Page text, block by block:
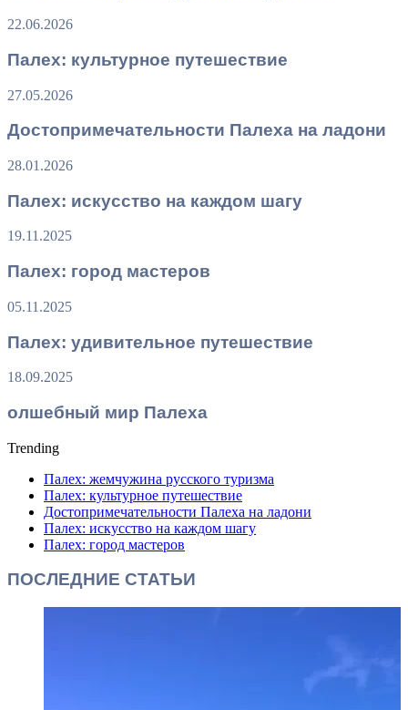
22.06.2026
Палех: культурное путешествие
27.05.2026
Достопримечательности Палеха на ладони
28.01.2026
Палех: искусство на каждом шагу
19.11.2025
Палех: город мастеров
05.11.2025
Палех: удивительное путешествие
18.09.2025
олшебный мир Палеха
Trending
Палех: жемчужина русского туризма
Палех: культурное путешествие
Достопримечательности Палеха на ладони
Палех: искусство на каждом шагу
Палех: город мастеров
ПОСЛЕДНИЕ СТАТЬИ